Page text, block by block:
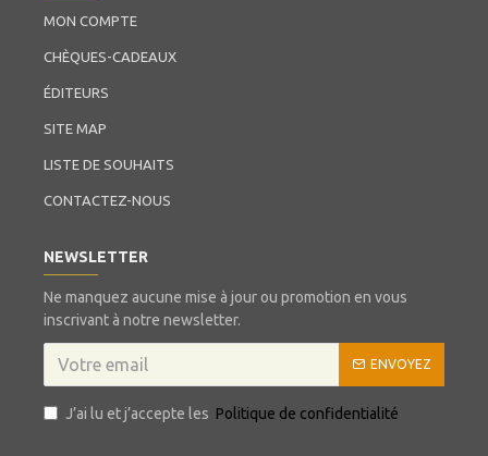
MON COMPTE
CHÈQUES-CADEAUX
ÉDITEURS
SITE MAP
LISTE DE SOUHAITS
CONTACTEZ-NOUS
NEWSLETTER
Ne manquez aucune mise à jour ou promotion en vous
inscrivant à notre newsletter.
ENVOYEZ
J’ai lu et j’accepte les Politique de confidentialité